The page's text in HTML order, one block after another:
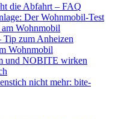
die Abfahrt – FAQ
Der Wohnmobil-Test
Wohnmobil
zum Anheizen
Wohnmobil
und NOBITE wirken
nicht mehr: bite-